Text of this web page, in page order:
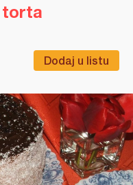
Dodaj u listu
torta